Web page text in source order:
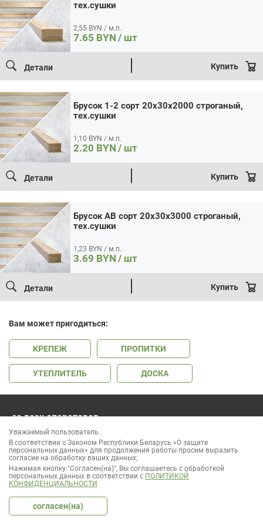
тех.сушки
2,55 BYN / м.п.
7.65 BYN / шт
Детали Купить
Брусок 1-2 сорт 20x30x2000 строганый,
тех.сушки
1,10 BYN / м.п.
2.20 BYN / шт
Детали Купить
строганый,
тех.сушки
Брусок AB сорт 20x30x3000 строганый,
тех.сушки
1,23 BYN / м.п.
3.69 BYN / шт
Детали Купить
Брусок AB сорт 20x30x3000 строганый, тех.сушки
Цена: 3.69 / шт Итого:3.69BYN
Кол-во:
20x30x3000
строганый,
тех.сушки
В корзину
Вам может пригодиться:
КРЕПЕЖ ПРОПИТКИ
УТЕПЛИТЕЛЬ ДОСКА
со всех операторов
541-06-06
без выходных и праздников
ООО «Лесок Эксперт» УНП 691937866
Режим работы: пн-сб: 9:00 - 18:00
Регистрация интернет-магазина в торговом реестре 400871 от
20.12.2017
Уважаемый пользователь.
В соответствии с Законом Республики Беларусь «О защите
персональных данных» для продолжения работы просим выразить
согласие на обработку ваших данных;
Нажимая кнопку "Согласен(на)", Вы соглашаетесь с обработкой
персональных данных в соответствии с ПОЛИТИКОЙ
КОНФИДЕНЦИАЛЬНОСТИ
согласен(на)